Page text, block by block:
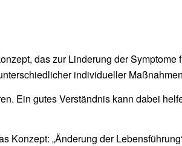
das zur Linderung der
individueller
Ein gutes Verständnis kann dabei
Konzept: „Änderung der